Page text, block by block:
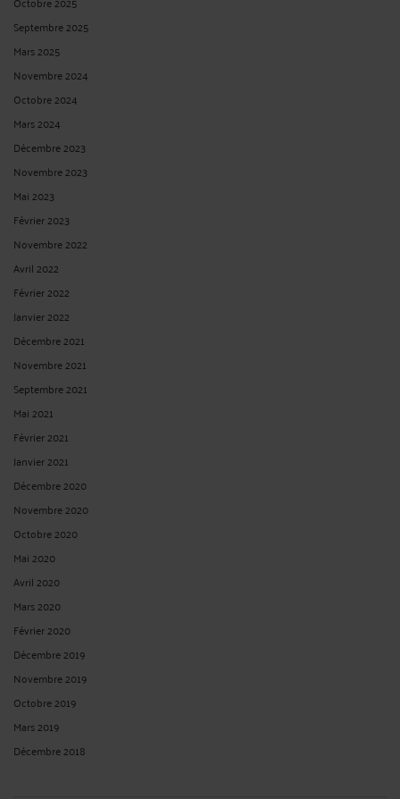
Septembre 2025
Mars 2025
Novembre 2024
Octobre 2024
Mars 2024
Décembre 2023
Novembre 2023
Mai 2023
Février 2023
Novembre 2022
Avril 2022
Février 2022
Janvier 2022
Décembre 2021
Novembre 2021
Septembre 2021
Mai 2021
Février 2021
Janvier 2021
Décembre 2020
Novembre 2020
Octobre 2020
Mai 2020
Avril 2020
Mars 2020
Février 2020
Décembre 2019
Novembre 2019
Octobre 2019
Mars 2019
Décembre 2018